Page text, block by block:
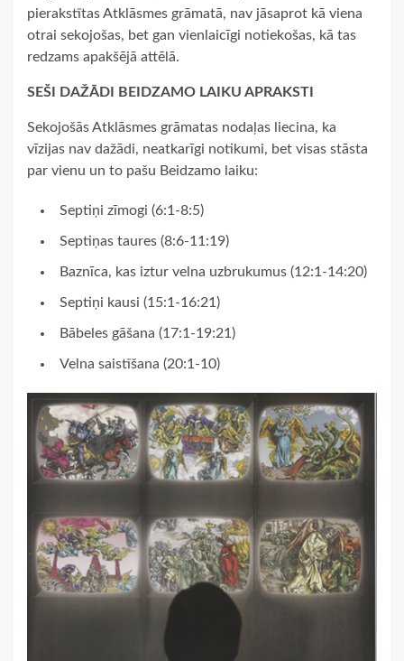
pierakstītas Atklāsmes grāmatā, nav jāsaprot kā viena
otrai sekojošas, bet gan vienlaicīgi notiekošas, kā tas
redzams apakšējā attēlā.
SEŠI DAŽĀDI BEIDZAMO LAIKU APRAKSTI
Sekojošās Atklāsmes grāmatas nodaļas liecina, ka
vīzijas nav dažādi, neatkarīgi notikumi, bet visas stāsta
par vienu un to pašu Beidzamo laiku:
Septiņi zīmogi (6:1-8:5)
Septiņas taures (8:6-11:19)
Baznīca, kas iztur velna uzbrukumus (12:1-14:20)
Septiņi kausi (15:1-16:21)
Bābeles gāšana (17:1-19:21)
Velna saistīšana (20:1-10)